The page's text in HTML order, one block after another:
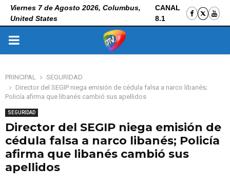
Viernes 7 de Agosto 2026, Columbus,
United States
CANAL
8.1
PRIMARY
PRINCIPAL
SEGURIDAD
Director del SEGIP niega emisión de cédula falsa a narco libanés;
Policía afirma que libanés cambió sus apellidos
SEGURIDAD
Director del SEGIP niega emisión de
cédula falsa a narco libanés; Policía
afirma que libanés cambió sus
apellidos